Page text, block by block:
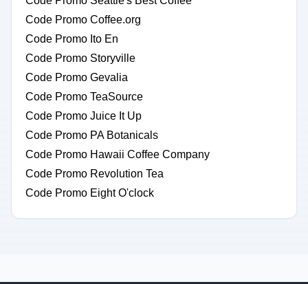
Code Promo Coffee.org
Code Promo Ito En
Code Promo Storyville
Code Promo Gevalia
Code Promo TeaSource
Code Promo Juice It Up
Code Promo PA Botanicals
Code Promo Hawaii Coffee Company
Code Promo Revolution Tea
Code Promo Eight O'clock